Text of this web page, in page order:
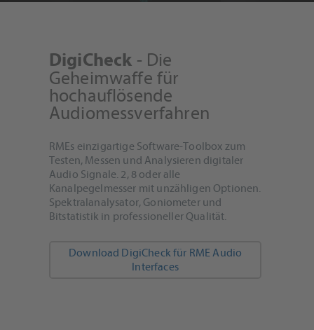
DigiCheck - Die
Geheimwaffe für
hochauflösende
Audiomessverfahren
RMEs einzigartige Software-Toolbox zum
Testen, Messen und Analysieren digitaler
Audio Signale. 2, 8 oder alle
Kanalpegelmesser mit unzähligen Optionen.
Spektralanalysator, Goniometer und
Bitstatistik in professioneller Qualität.
Download DigiCheck für RME Audio
Interfaces